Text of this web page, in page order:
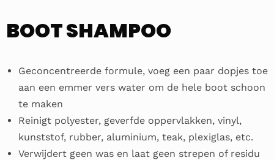
BOOT SHAMPOO
Geconcentreerde formule, voeg een paar dopjes toe
aan een emmer vers water om de hele boot schoon
te maken
Reinigt polyester, geverfde oppervlakken, vinyl,
kunststof, rubber, aluminium, teak, plexiglas, etc.
Verwijdert geen was en laat geen strepen of residu